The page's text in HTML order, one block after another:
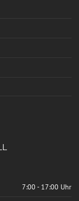
7:00 - 17:00 Uhr